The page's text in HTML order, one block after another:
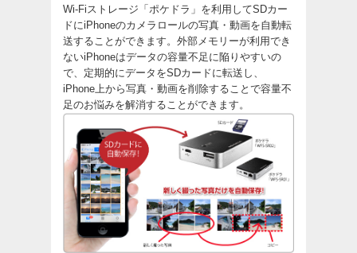
Wi-Fiストレージ「ポケドラ」を利用してSDカー
ドにiPhoneのカメラロールの写真・動画を自動転
送することができます。外部メモリーが利用でき
ないiPhoneはデータの容量不足に陥りやすいの
で、定期的にデータをSDカードに転送し、
iPhone上から写真・動画を削除することで容量不
足のお悩みを解消することができます。